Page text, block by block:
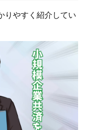
りやすく紹介してい